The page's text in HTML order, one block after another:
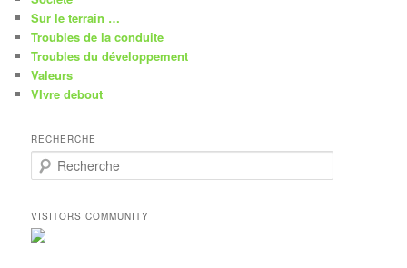
Sur le terrain …
Troubles de la conduite
Troubles du développement
Valeurs
VIvre debout
RECHERCHE
e
h
e
r
VISITORS COMMUNITY